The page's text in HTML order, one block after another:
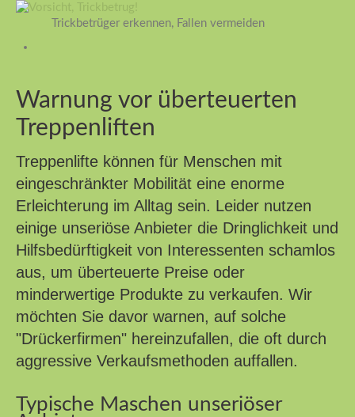
Trickbetrüger erkennen, Fallen vermeiden
Warnung vor überteuerten
Treppenliften
Treppenlifte können für Menschen mit
eingeschränkter Mobilität eine enorme
Erleichterung im Alltag sein. Leider nutzen
einige unseriöse Anbieter die Dringlichkeit und
Hilfsbedürftigkeit von Interessenten schamlos
aus, um überteuerte Preise oder
minderwertige Produkte zu verkaufen. Wir
möchten Sie davor warnen, auf solche
"Drückerfirmen" hereinzufallen, die oft durch
aggressive Verkaufsmethoden auffallen.
Typische Maschen unseriöser